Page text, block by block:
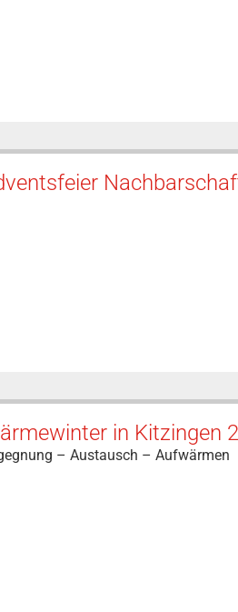
in Kitzingen
– Austausch – Aufwärmen